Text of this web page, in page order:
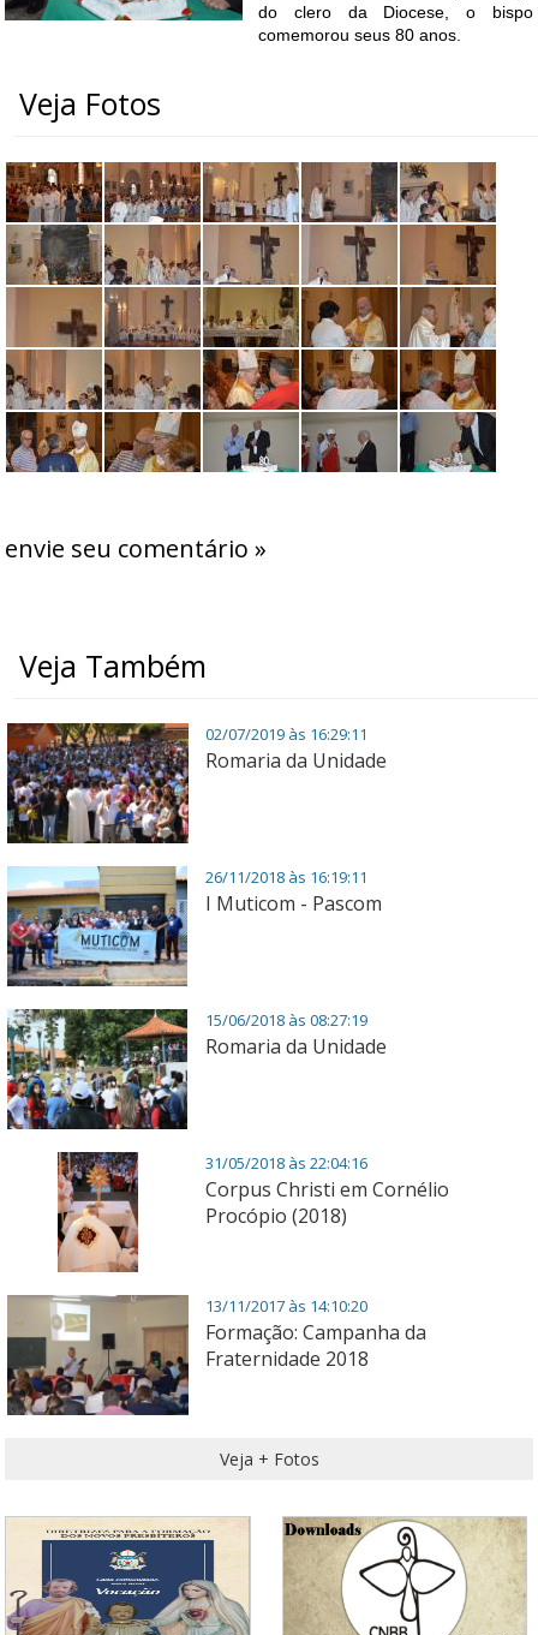
do clero da Diocese, o bispo
comemorou seus 80 anos.
Veja Fotos
envie seu comentário »
Veja Também
02/07/2019 às 16:29:11
Romaria da Unidade
26/11/2018 às 16:19:11
I Muticom - Pascom
15/06/2018 às 08:27:19
Romaria da Unidade
31/05/2018 às 22:04:16
Corpus Christi em Cornélio
Procópio (2018)
13/11/2017 às 14:10:20
Formação: Campanha da
Fraternidade 2018
Veja + Fotos